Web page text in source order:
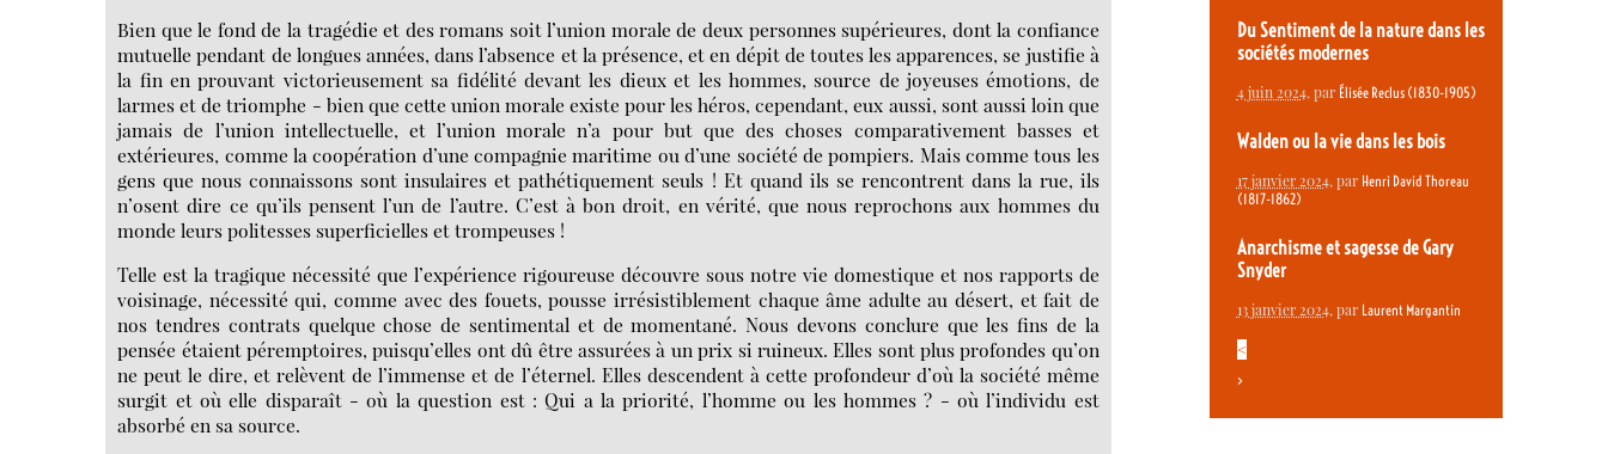
Bien que le fond de la tragédie et des romans soit l’union morale de deux personnes supérieures, dont la confiance
mutuelle pendant de longues années, dans l’absence et la présence, et en dépit de toutes les apparences, se justifie à
la fin en prouvant victorieusement sa fidélité devant les dieux et les hommes, source de joyeuses émotions, de
larmes et de triomphe - bien que cette union morale existe pour les héros, cependant, eux aussi, sont aussi loin que
jamais de l’union intellectuelle, et l’union morale n’a pour but que des choses comparativement basses et
extérieures, comme la coopération d’une compagnie maritime ou d’une société de pompiers. Mais comme tous les
gens que nous connaissons sont insulaires et pathétiquement seuls ! Et quand ils se rencontrent dans la rue, ils
n’osent dire ce qu’ils pensent l’un de l’autre. C’est à bon droit, en vérité, que nous reprochons aux hommes du
monde leurs politesses superficielles et trompeuses !
Telle est la tragique nécessité que l’expérience rigoureuse découvre sous notre vie domestique et nos rapports de
voisinage, nécessité qui, comme avec des fouets, pousse irrésistiblement chaque âme adulte au désert, et fait de
nos tendres contrats quelque chose de sentimental et de momentané. Nous devons conclure que les fins de la
pensée étaient péremptoires, puisqu’elles ont dû être assurées à un prix si ruineux. Elles sont plus profondes qu’on
ne peut le dire, et relèvent de l’immense et de l’éternel. Elles descendent à cette profondeur d’où la société même
surgit et où elle disparaît - où la question est : Qui a la priorité, l’homme ou les hommes ? - où l’individu est
absorbé en sa source.
Du Sentiment de la nature dans les
sociétés modernes
4 juin 2024, par Élisée Reclus (1830-1905)
Walden ou la vie dans les bois
17 janvier 2024, par Henri David Thoreau
(1817-1862)
Anarchisme et sagesse de Gary
Snyder
13 janvier 2024, par Laurent Margantin
<
>